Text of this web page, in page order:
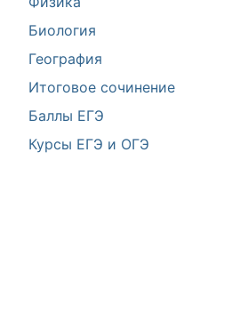
Биология
География
Итоговое сочинение
Баллы ЕГЭ
Курсы ЕГЭ и ОГЭ